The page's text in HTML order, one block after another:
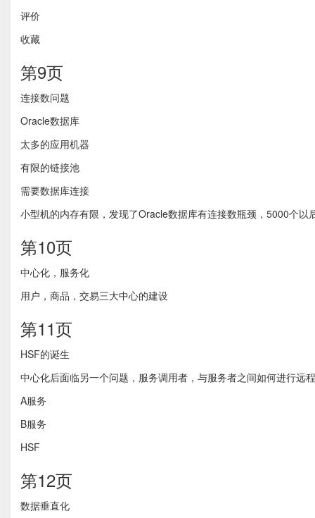
评价
收藏
第9页
连接数问题
Oracle数据库
太多的应用机器
有限的链接池
需要数据库连接
小型机的内存有限，发现了Oracle数据库有连接数瓶颈，5000个以
第10页
中心化，服务化
用户，商品，交易三大中心的建设
第11页
HSF的诞生
中心化后面临另一个问题，服务调用者，与服务者之间如何进行远
A服务
B服务
HSF
第12页
数据垂直化